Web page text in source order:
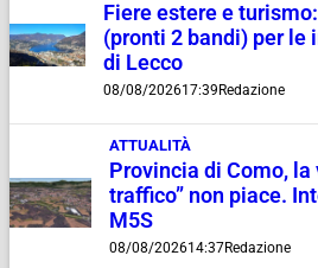
Fiere estere e
(pronti 2 bandi) per le
di Lecco
08/08/202617:39 Redazione
ATTUALITÀ
Provincia di Como, la
traffico” non piace.
M5S
08/08/202614:37Redazione